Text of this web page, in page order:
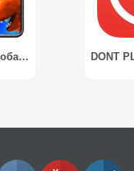
Кошки против собак - Pet Wars